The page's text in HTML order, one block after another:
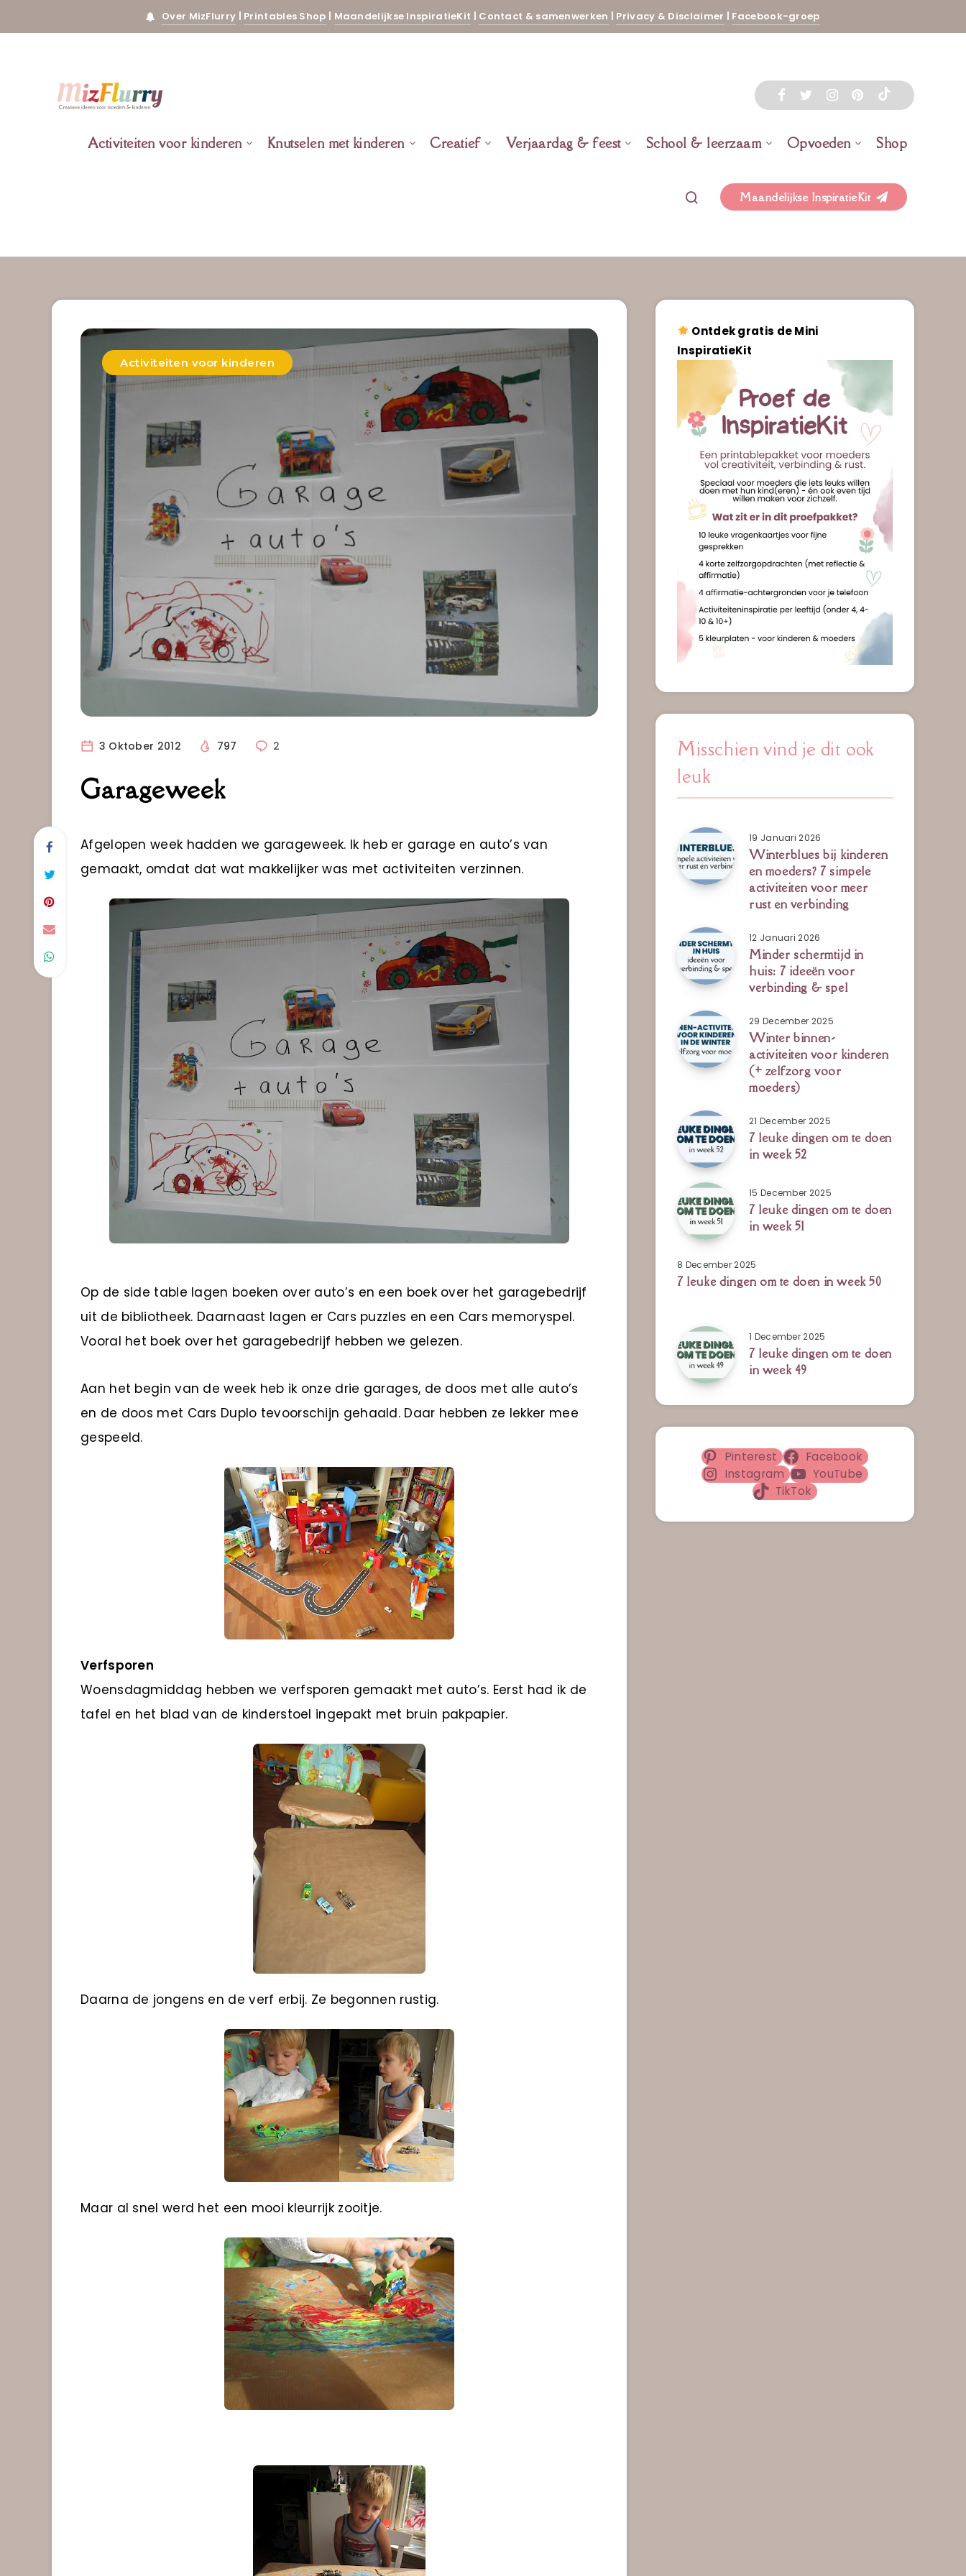
Over MizFlurry | Printables Shop | Maandelijkse InspiratieKit | Contact & samenwerken | Privacy & Disclaimer | Facebook-groep
Activiteiten voor kinderen Knutselen met kinderen Creatief Verjaardag & feest School & leerzaam Opvoeden Shop
Maandelijkse InspiratieKit
Activiteiten voor kinderen
3 Oktober 2012 797 2
Garageweek
Afgelopen week hadden we garageweek. Ik heb er garage en auto’s van
gemaakt, omdat dat wat makkelijker was met activiteiten verzinnen.
Op de side table lagen boeken over auto’s en een boek over het garagebedrijf
uit de bibliotheek. Daarnaast lagen er Cars puzzles en een Cars memoryspel.
Vooral het boek over het garagebedrijf hebben we gelezen.
Aan het begin van de week heb ik onze drie garages, de doos met alle auto’s
en de doos met Cars Duplo tevoorschijn gehaald. Daar hebben ze lekker mee
gespeeld.
Verfsporen
Woensdagmiddag hebben we verfsporen gemaakt met auto’s. Eerst had ik de
tafel en het blad van de kinderstoel ingepakt met bruin pakpapier.
Daarna de jongens en de verf erbij. Ze begonnen rustig.
Maar al snel werd het een mooi kleurrijk zooitje.
Ontdek gratis de Mini
InspiratieKit
Misschien vind je dit ook
leuk
19 Januari 2026
Winterblues bij kinderen
en moeders? 7 simpele
activiteiten voor meer
rust en verbinding
12 Januari 2026
Minder schermtijd in
huis: 7 ideeën voor
verbinding & spel
29 December 2025
Winter binnen-
activiteiten voor kinderen
(+ zelfzorg voor
moeders)
21 December 2025
7 leuke dingen om te doen
in week 52
15 December 2025
7 leuke dingen om te doen
in week 51
8 December 2025
7 leuke dingen om te doen in week 50
1 December 2025
7 leuke dingen om te doen
in week 49
Pinterest
Facebook
Instagram
YouTube
TikTok